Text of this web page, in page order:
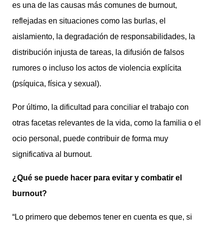
es una de las causas más comunes de burnout,
reflejadas en situaciones como las burlas, el
aislamiento, la degradación de responsabilidades, la
distribución injusta de tareas, la difusión de falsos
rumores o incluso los actos de violencia explícita
(psíquica, física y sexual).
Por último, la dificultad para conciliar el trabajo con
otras facetas relevantes de la vida, como la familia o el
ocio personal, puede contribuir de forma muy
significativa al burnout.
¿Qué se puede hacer para evitar y combatir el
burnout?
“Lo primero que debemos tener en cuenta es que, si